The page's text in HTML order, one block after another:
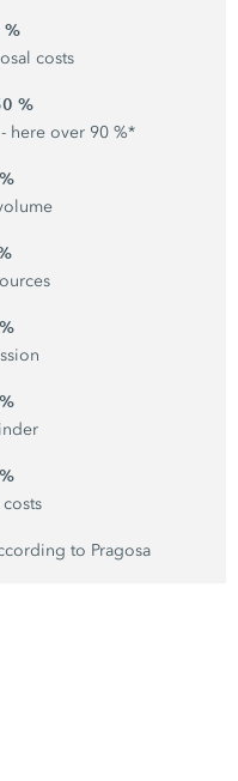
costs
%
here over 90 %*
to Pragosa